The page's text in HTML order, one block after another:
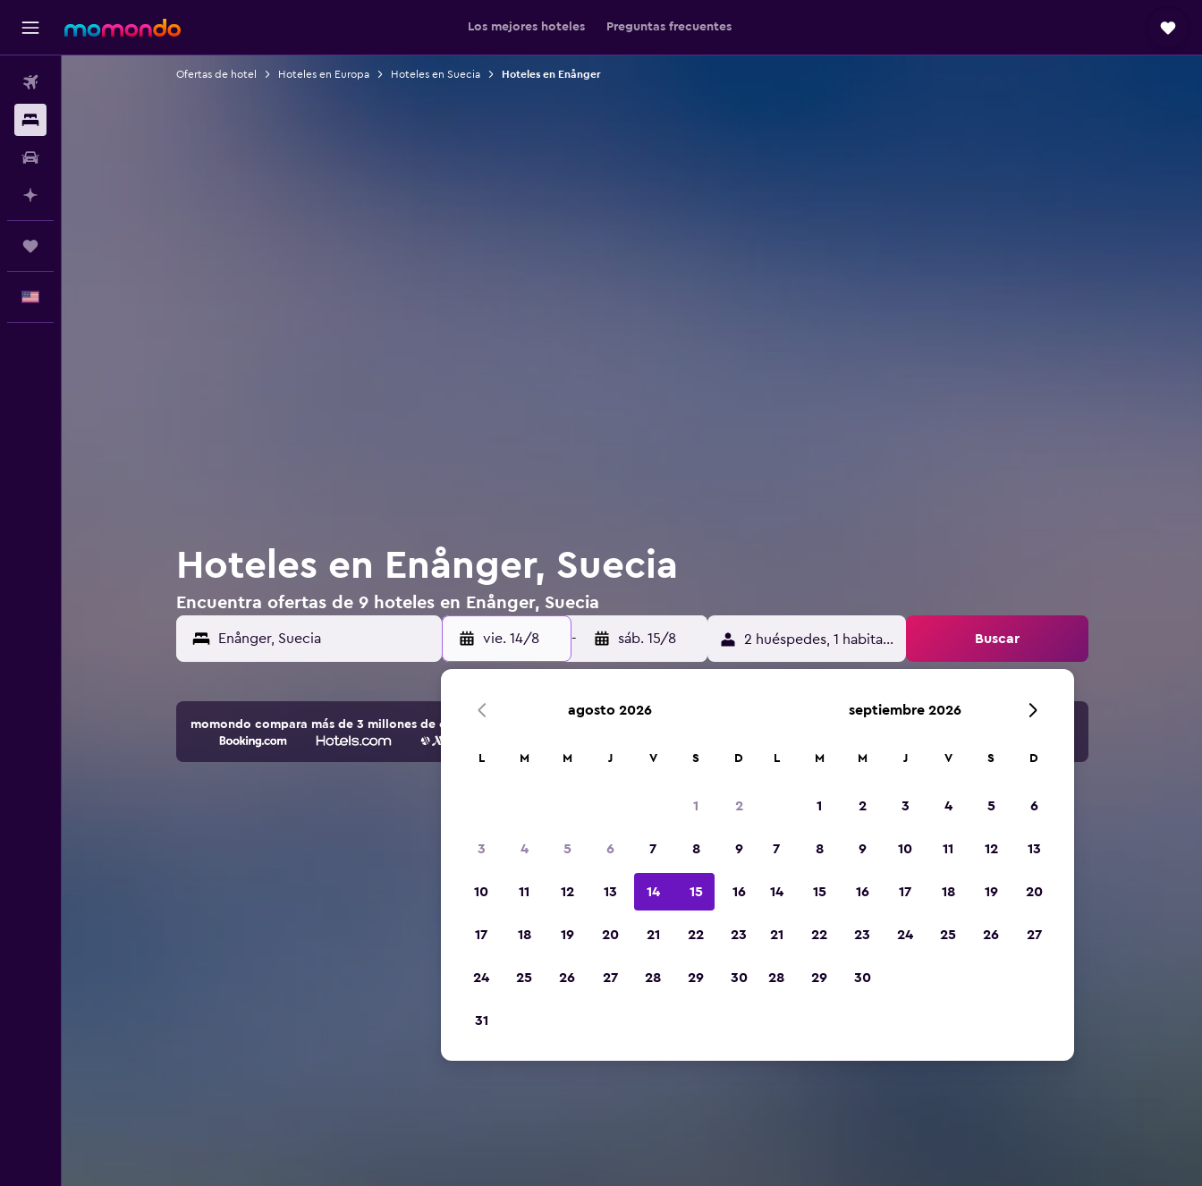
Los mejores hoteles Preguntas frecuentes
Ofertas de hotel Hoteles en Europa Hoteles en Suecia Hoteles en Enånger
Hoteles en Enånger, Suecia
Encuentra ofertas de 9 hoteles en Enånger, Suecia
vie. 14/8 - sáb. 15/8 2 huéspedes, 1 habitación Buscar
momondo compara más de 3 millones de opciones de hoteles y alojamientos.
agosto 2026
L M M J V S D
1 2
3 4 5 6 7 8 9
10 11 12 13 14 15 16
17 18 19 20 21 22 23
24 25 26 27 28 29 30
31
septiembre 2026
L M M J V S D
1 2 3 4 5 6
7 8 9 10 11 12 13
14 15 16 17 18 19 20
21 22 23 24 25 26 27
28 29 30